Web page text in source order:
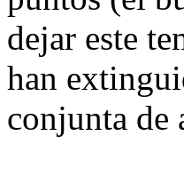
dejar este
han
conjunta de